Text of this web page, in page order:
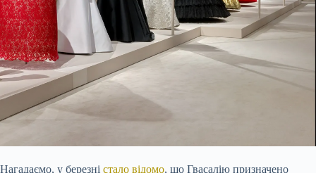
Нагадаємо, у березні стало відомо, що Гвасалію призначено